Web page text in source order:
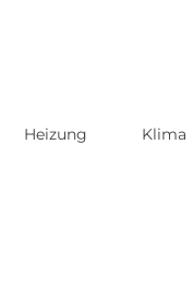
Heizung Klima